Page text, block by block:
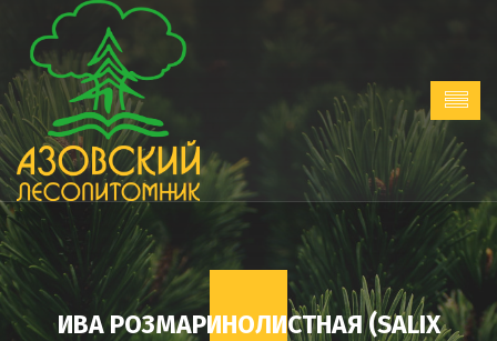
ИВА РОЗМАРИНОЛИСТНАЯ (SALIX